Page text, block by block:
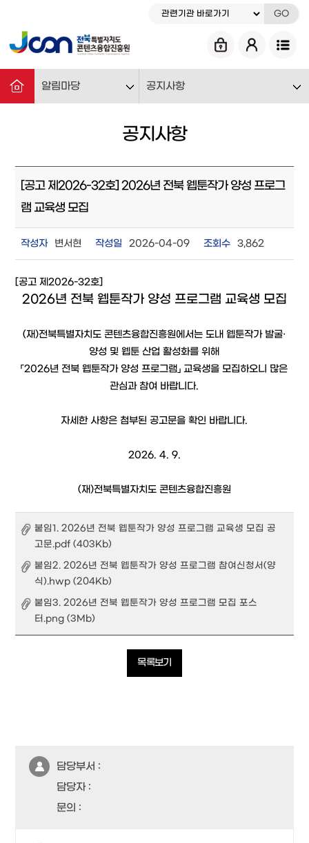
GO
알림마당 공지사항
공지사항
[공고 제2026-32호] 2026년 전북 웹툰작가 양성 프로그
램 교육생 모집
작성자 변서현 작성일 2026-04-09 조회수 3,862
[공고 제2026-32호]
2026년 전북 웹툰작가 양성 프로그램 교육생 모집
(재)전북특별자치도 콘텐츠융합진흥원에서는 도내 웹툰작가 발굴·
양성 및 웹툰 산업 활성화를 위해
「2026년 전북 웹툰작가 양성 프로그램」 교육생을 모집하오니 많은
관심과 참여 바랍니다.
자세한 사항은 첨부된 공고문을 확인 바랍니다.
2026. 4. 9.
(재)전북특별자치도 콘텐츠융합진흥원
붙임1. 2026년 전북 웹툰작가 양성 프로그램 교육생 모집 공
고문.pdf (403Kb)
붙임2. 2026년 전북 웹툰작가 양성 프로그램 참여신청서(양
식).hwp (204Kb)
붙임3. 2026년 전북 웹툰작가 양성 프로그램 모집 포스
터.png (3Mb)
목록보기
담당부서 :
담당자 :
문의 :